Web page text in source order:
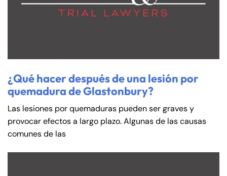
¿Qué hacer después de una lesión por
quemadura de Glastonbury?
Las lesiones por quemaduras pueden ser graves y
provocar efectos a largo plazo. Algunas de las causas
comunes de las